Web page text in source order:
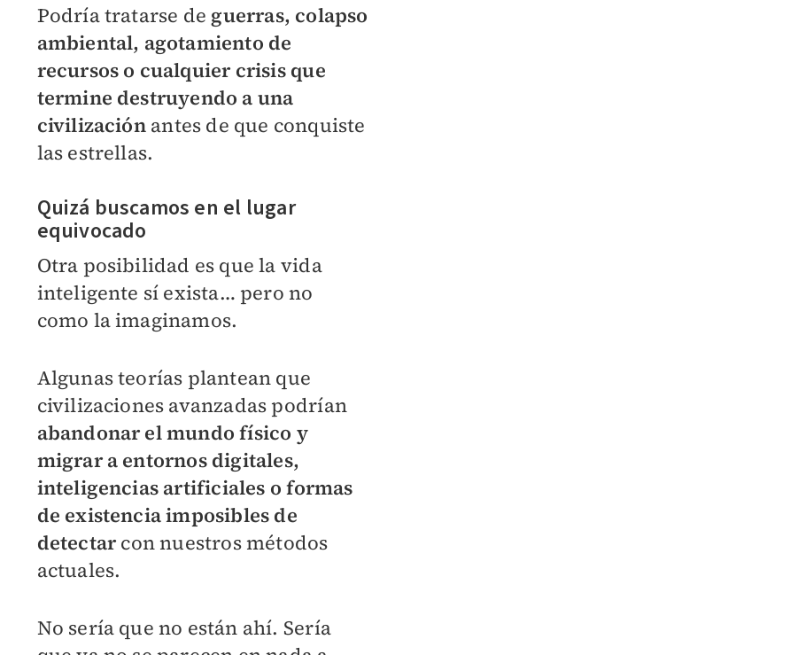
Podría tratarse de guerras, colapso
ambiental, agotamiento de
recursos o cualquier crisis que
termine destruyendo a una
civilización antes de que conquiste
las estrellas.
Quizá buscamos en el lugar
equivocado
Otra posibilidad es que la vida
inteligente sí exista… pero no
como la imaginamos.
Algunas teorías plantean que
civilizaciones avanzadas podrían
abandonar el mundo físico y
migrar a entornos digitales,
inteligencias artificiales o formas
de existencia imposibles de
detectarcon nuestros métodos
actuales.
No sería que no están ahí. Sería